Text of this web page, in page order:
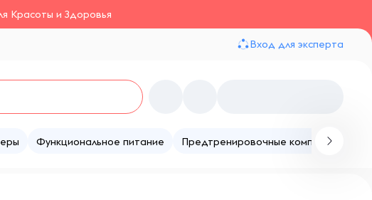
Красоты и Здоровья
Вход для эксперта
Функциональное питание Предтренировочные комплексы